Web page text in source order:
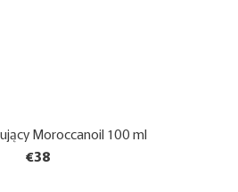
Moroccanoil 100 ml
€38